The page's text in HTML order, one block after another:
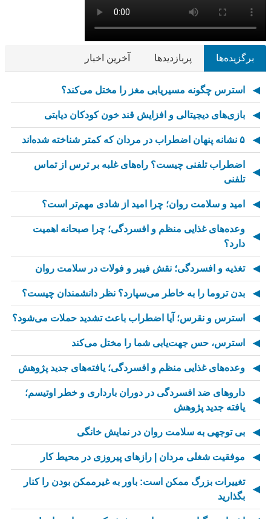
برگزیده‌ها پربازدیدها آخرین اخبار
استرس چگونه مسیریابی مغز را مختل می‌کند؟
بازی‌های دیجیتالی و افزایش قند خون کودکان دیابتی
۵ نشانه پنهان اضطراب در مردان که کمتر شناخته شده‌اند
اضطراب تلفنی چیست؟ راه‌های غلبه بر ترس از تماس
تلفنی
امید و سلامت روان؛ چرا امید از شادی مهم‌تر است؟
وعده‌های غذایی منظم و افسردگی؛ چرا صبحانه اهمیت
دارد؟
تغذیه و افسردگی؛ نقش فیبر و فولات در سلامت روان
بدن تروما را به خاطر می‌سپارد؟ نظر دانشمندان چیست؟
استرس و نقرس؛ آیا اضطراب باعث تشدید حملات می‌شود؟
استرس، حس جهت‌یابی شما را مختل می‌کند
وعده‌های غذایی منظم و افسردگی؛ یافته‌های جدید پژوهش
داروهای ضد افسردگی در دوران بارداری و خطر اوتیسم؛
یافته جدید پژوهش
بی توجهی به سلامت روان در نمایش خانگی
موفقیت شغلی مردان | رازهای پیروزی در محیط کار
تغییرات بزرگ ممکن است: باور به غیرممکن بودن را کنار
بگذارید